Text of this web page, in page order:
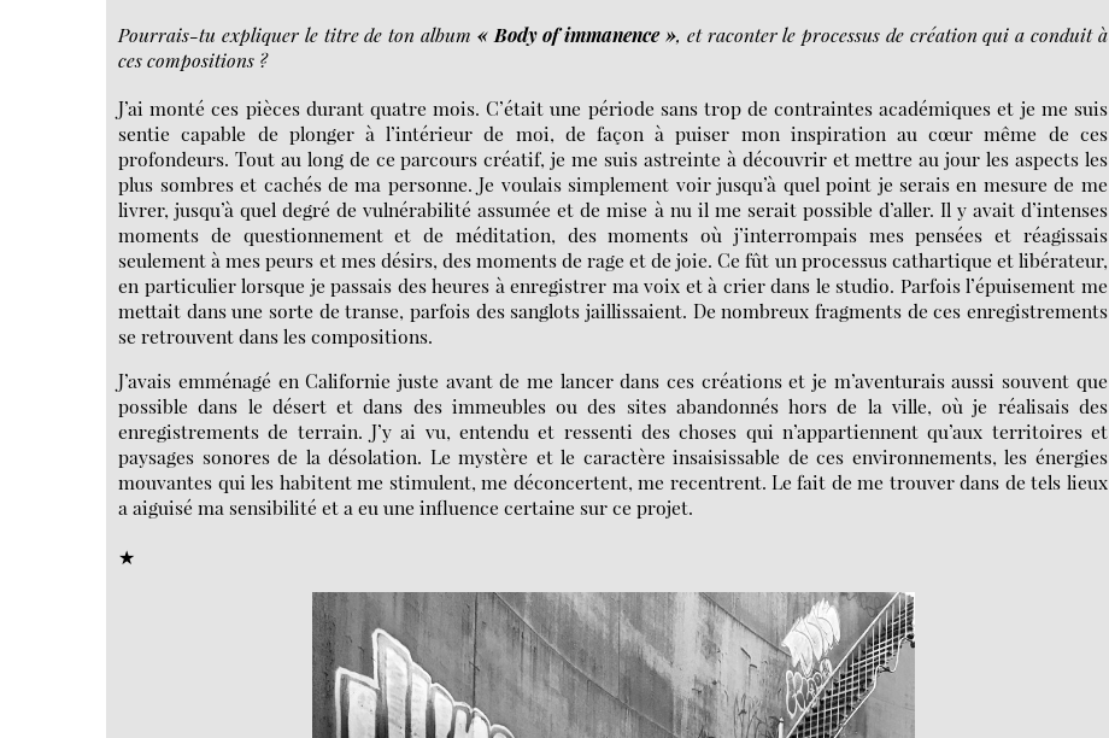
Pourrais-tu expliquer le titre de ton album « Body of immanence », et raconter le processus de création qui a conduit à
ces compositions ?
J’ai monté ces pièces durant quatre mois. C’était une période sans trop de contraintes académiques et je me suis
sentie capable de plonger à l’intérieur de moi, de façon à puiser mon inspiration au cœur même de ces
profondeurs. Tout au long de ce parcours créatif, je me suis astreinte à découvrir et mettre au jour les aspects les
plus sombres et cachés de ma personne. Je voulais simplement voir jusqu’à quel point je serais en mesure de me
livrer, jusqu’à quel degré de vulnérabilité assumée et de mise à nu il me serait possible d’aller. Il y avait d’intenses
moments de questionnement et de méditation, des moments où j’interrompais mes pensées et réagissais
seulement à mes peurs et mes désirs, des moments de rage et de joie. Ce fût un processus cathartique et libérateur,
en particulier lorsque je passais des heures à enregistrer ma voix et à crier dans le studio. Parfois l’épuisement me
mettait dans une sorte de transe, parfois des sanglots jaillissaient. De nombreux fragments de ces enregistrements
se retrouvent dans les compositions.
J’avais emménagé en Californie juste avant de me lancer dans ces créations et je m’aventurais aussi souvent que
possible dans le désert et dans des immeubles ou des sites abandonnés hors de la ville, où je réalisais des
enregistrements de terrain. J’y ai vu, entendu et ressenti des choses qui n’appartiennent qu’aux territoires et
paysages sonores de la désolation. Le mystère et le caractère insaisissable de ces environnements, les énergies
mouvantes qui les habitent me stimulent, me déconcertent, me recentrent. Le fait de me trouver dans de tels lieux
a aiguisé ma sensibilité et a eu une influence certaine sur ce projet.
★